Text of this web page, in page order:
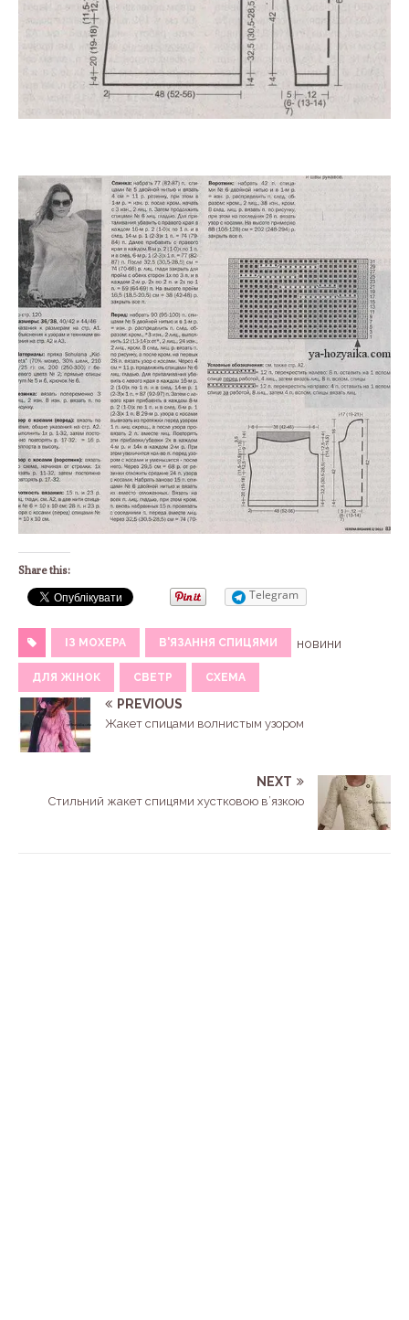
Share this:
Telegram
ІЗ МОХЕРА В'ЯЗАННЯ СПИЦЯМИ
ДЛЯ ЖІНОК СВЕТР СХЕМА
новини
PREVIOUS
Жакет спицами волнистым узором
NEXT
Стильний жакет спицями хустковою в’язкою